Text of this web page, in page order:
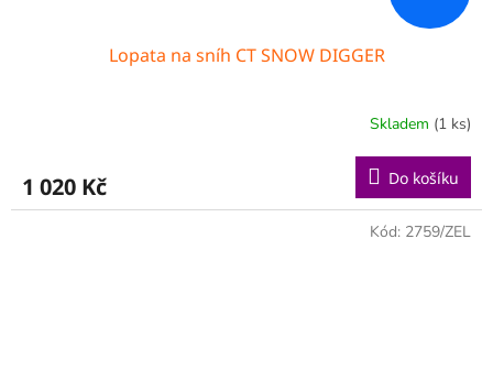
Lopata na sníh CT SNOW DIGGER
Skladem (1 ks)
1 020 Kč Do košíku
Kód: 2759/ZEL